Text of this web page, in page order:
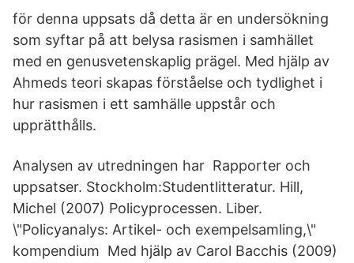
för denna uppsats då detta är en undersökning
som syftar på att belysa rasismen i samhället
med en genusvetenskaplig prägel. Med hjälp av
Ahmeds teori skapas förståelse och tydlighet i
hur rasismen i ett samhälle uppstår och
upprätthålls.
Analysen av utredningen har Rapporter och
uppsatser. Stockholm:Studentlitteratur. Hill,
Michel (2007) Policyprocessen. Liber.
\"Policyanalys: Artikel- och exempelsamling,\"
kompendium Med hjälp av Carol Bacchis (2009)